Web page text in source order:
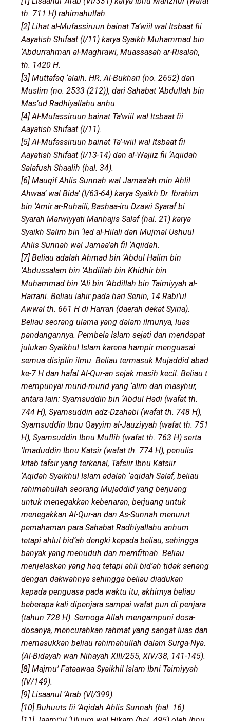
th. 711 H) rahimahullah.
[2] Lihat al-Mufassiruun bainat Ta’wiil wal Itsbaat fii
Aayatish Shifaat (I/11) karya Syaikh Muhammad bin
‘Abdurrahman al-Maghrawi, Muassasah ar-Risalah,
th. 1420 H.
[3] Muttafaq ‘alaih. HR. Al-Bukhari (no. 2652) dan
Muslim (no. 2533 (212)), dari Sahabat ‘Abdullah bin
Mas’ud Radhiyallahu anhu.
[4] Al-Mufassiruun bainat Ta’wiil wal Itsbaat fii
Aayatish Shifaat (I/11).
[5] Al-Mufassiruun bainat Ta’-wiil wal Itsbaat fii
Aayatish Shifaat (I/13-14) dan al-Wajiiz fii ‘Aqiidah
Salafush Shaalih (hal. 34).
[6] Mauqif Ahlis Sunnah wal Jamaa’ah min Ahlil
Ahwaa’ wal Bida’ (I/63-64) karya Syaikh Dr. Ibrahim
bin ‘Amir ar-Ruhaili, Bashaa-iru Dzawi Syaraf bi
Syarah Marwiyyati Manhajis Salaf (hal. 21) karya
Syaikh Salim bin ‘Ied al-Hilali dan Mujmal Ushuul
Ahlis Sunnah wal Jamaa’ah fil ‘Aqiidah.
[7] Beliau adalah Ahmad bin ‘Abdul Halim bin
‘Abdussalam bin ‘Abdillah bin Khidhir bin
Muhammad bin ‘Ali bin ‘Abdillah bin Taimiyyah al-
Harrani. Beliau lahir pada hari Senin, 14 Rabi’ul
Awwal th. 661 H di Harran (daerah dekat Syiria).
Beliau seorang ulama yang dalam ilmunya, luas
pandangannya. Pembela Islam sejati dan mendapat
julukan Syaikhul Islam karena hampir menguasai
semua disiplin ilmu. Beliau termasuk Mujaddid abad
ke-7 H dan hafal Al-Qur-an sejak masih kecil. Beliau t
mempunyai murid-murid yang ‘alim dan masyhur,
antara lain: Syamsuddin bin ‘Abdul Hadi (wafat th.
744 H), Syamsuddin adz-Dzahabi (wafat th. 748 H),
Syamsuddin Ibnu Qayyim al-Jauziyyah (wafat th. 751
H), Syamsuddin Ibnu Muflih (wafat th. 763 H) serta
‘Imaduddin Ibnu Katsir (wafat th. 774 H), penulis
kitab tafsir yang terkenal, Tafsiir Ibnu Katsiir.
‘Aqidah Syaikhul Islam adalah ‘aqidah Salaf, beliau
rahimahullah seorang Mujaddid yang berjuang
untuk menegakkan kebenaran, berjuang untuk
menegakkan Al-Qur-an dan As-Sunnah menurut
pemahaman para Sahabat Radhiyallahu anhum
tetapi ahlul bid’ah dengki kepada beliau, sehingga
banyak yang menuduh dan memfitnah. Beliau
menjelaskan yang haq tetapi ahli bid’ah tidak senang
dengan dakwahnya sehingga beliau diadukan
kepada penguasa pada waktu itu, akhirnya beliau
beberapa kali dipenjara sampai wafat pun di penjara
(tahun 728 H). Semoga Allah mengampuni dosa-
dosanya, mencurahkan rahmat yang sangat luas dan
memasukkan beliau rahimahullah dalam Surga-Nya.
(Al-Bidayah wan Nihayah XIII/255, XIV/38, 141-145).
[8] Majmu’ Fataawaa Syaikhil Islam Ibni Taimiyyah
(IV/149).
[9] Lisaanul ‘Arab (VI/399).
[10] Buhuuts fii ‘Aqidah Ahlis Sunnah (hal. 16).